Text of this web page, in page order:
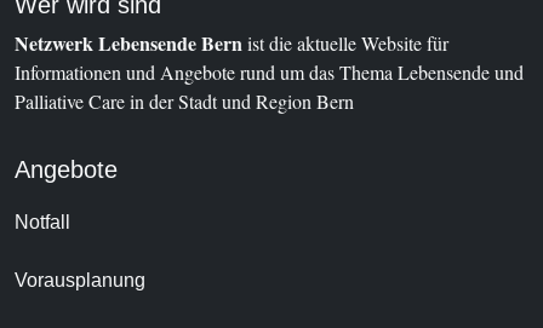
Netzwerk Lebensende Bernist die aktuelle Website für
Informationen und Angebote rund um das Thema Lebensende und
Palliative Care in der Stadt und Region Bern
Angebote
Notfall
Vorausplanung